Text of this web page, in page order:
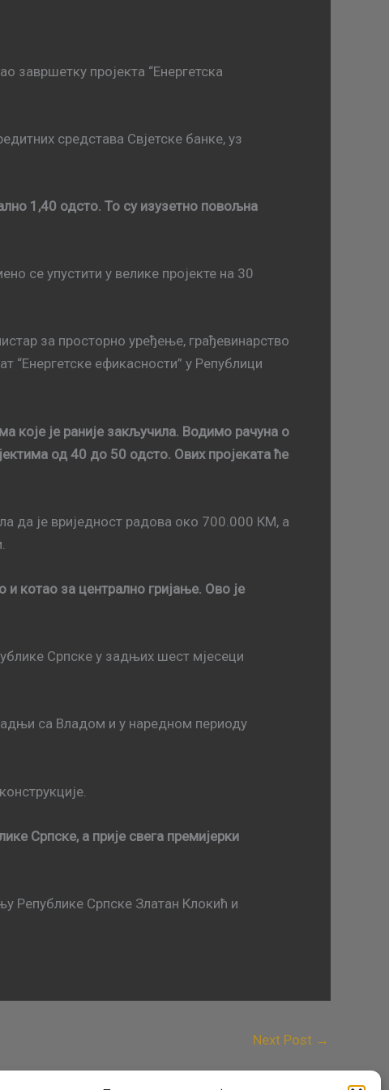
завршетку пројекта “Енергетска
средстава Свјетске банке, уз
1,40 одсто. То су изузетно повољна
се упустити у велике пројекте на 30
за просторно уређење, грађевинарство
“Енергетске ефикасности” у Републици
које је раније закључила. Водимо рачуна о
од 40 до 50 одсто. Ових пројеката ће
да је вриједност радова око 700.000 КМ, а
и котао за централно гријање. Ово је
Српске у задњих шест мјесеци
са Владом и у наредном периоду
Српске, а прије свега премијерки
Републике Српске Златан Клокић и
Next Post →